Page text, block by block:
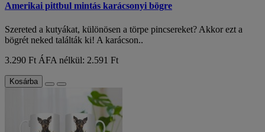
Amerikai pittbul mintás karácsonyi bögre
Szereted a kutyákat, különösen a törpe pincsereket? Akkor ezt a
bögrét neked találták ki! A karácson..
3.290 Ft ÁFA nélkül: 2.591 Ft
Kosárba